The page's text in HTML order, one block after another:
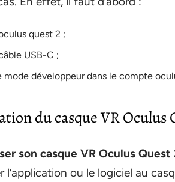
quest 2 ;
USB-C ;
mode développeur dans le compte
du casque VR Oculus
son casque VR Oculus
l’application ou le logiciel au